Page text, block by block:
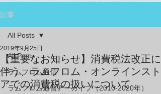
記事
All Posts
ラムフロム通信
ラムフロム通信アーカイブ（2010-2020年）
All Posts
【重要なお知らせ】消費税法改正に
伴う、ラムフロム・オンラインスト
アでの消費税の扱いについて
2019年9月25日